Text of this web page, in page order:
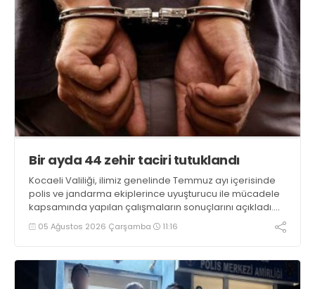
Bir ayda 44 zehir taciri tutuklandı
Kocaeli Valiliği, ilimiz genelinde Temmuz ayı içerisinde
polis ve jandarma ekiplerince uyuşturucu ile mücadele
kapsamında yapılan çalışmaların sonuçlarını açıkladı.
Çalışmalar sonucunda uyuşturucu ve uyarıcı madde
kullanan, ticaretini ve sevkiyatını yapan 44 şahıs
05 Ağustos 2026 Çarşamba 11:16